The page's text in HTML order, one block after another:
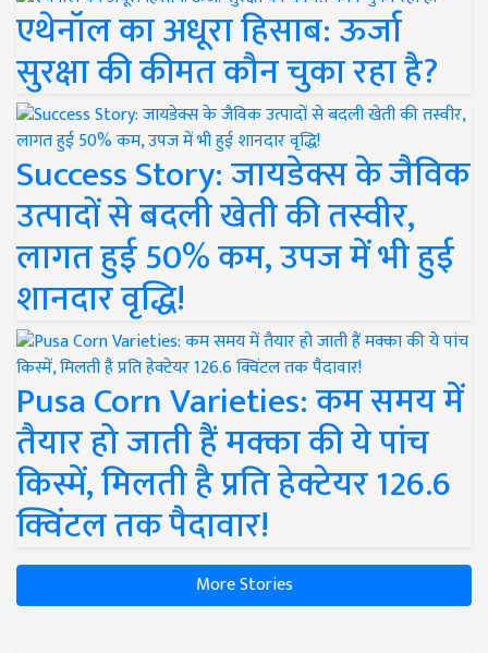
एथेनॉल का अधूरा हिसाब: ऊर्जा
सुरक्षा की कीमत कौन चुका रहा है?
Success Story: जायडेक्स के जैविक
उत्पादों से बदली खेती की तस्वीर,
लागत हुई 50% कम, उपज में भी हुई
शानदार वृद्धि!
Pusa Corn Varieties: कम समय में
तैयार हो जाती हैं मक्का की ये पांच
किस्में, मिलती है प्रति हेक्टेयर 126.6
क्विंटल तक पैदावार!
More Stories